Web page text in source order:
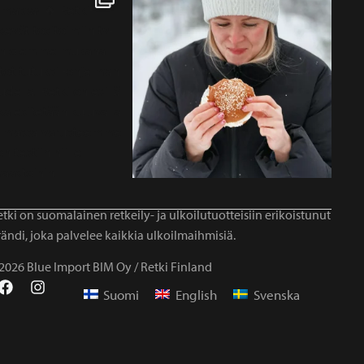
on suomalainen retkeily- ja ulkoilutuotteisiin erikoistunut
joka palvelee kaikkia ulkoilmaihmisiä.
Blue Import BIM Oy / Retki Finland
Suomi English Svenska